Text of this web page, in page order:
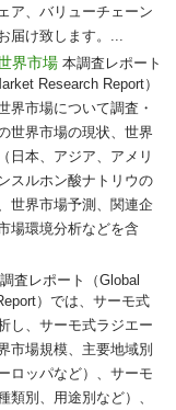
ア、バリューチェーン
届け致します。...
界市場本調査レポート
Research Report）
界市場について調査・
世界市場の現状、世界
日本、アジア、アメリ
スルホン酸ナトリウの
世界市場予測、関連企
場環境分析などを含
査レポート（Global
）では、サーモ式
し、サーモ式ラジエー
市場規模、主要地域別
ロッパなど）、サーモ
別、用途別など）、